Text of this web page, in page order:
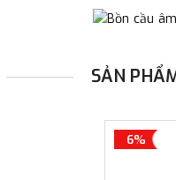
SẢN
6%